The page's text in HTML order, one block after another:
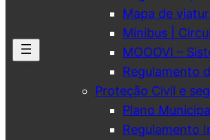
Mapa de
Minibus |
MOOOVI –
Regulamento
Proteção Civil e
Plano
Regulamento